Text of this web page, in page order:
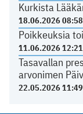
Kurkista
18.06.2026 08:58
Poikkeuksia
11.06.2026 12:21
Tasavallan
arvonimen
22.05.2026 11:49